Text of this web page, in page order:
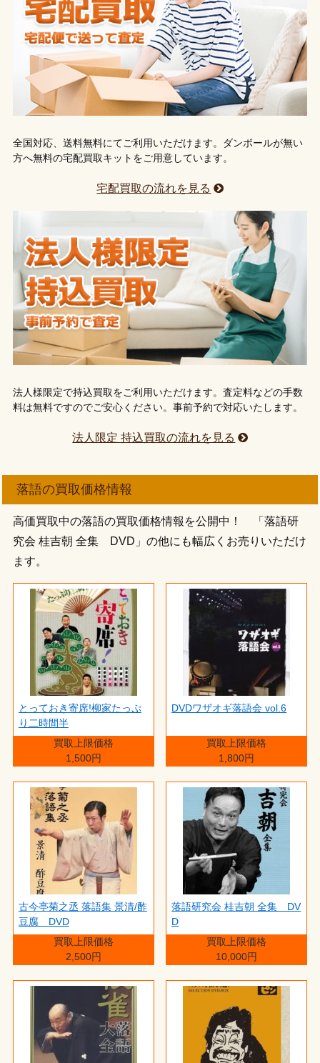
全国対応、送料無料にてご利用いただけます。ダンボールが無い
方へ無料の宅配買取キットをご用意しています。
宅配買取の流れを見る
法人様限定で持込買取をご利用いただけます。査定料などの手数
料は無料ですのでご安心ください。事前予約で対応いたします。
法人限定 持込買取の流れを見る
落語の買取価格情報
高価買取中の落語の買取価格情報を公開中！ 「落語研
究会 桂吉朝 全集 DVD」の他にも幅広くお売りいただけ
ます。
とっておき寄席!柳家たっぷ
り二時間半
買取上限価格
1,500円
DVDワザオギ落語会 vol.6
買取上限価格
1,800円
古今亭菊之丞 落語集 景清/酢
豆腐 DVD
買取上限価格
2,500円
落語研究会 桂吉朝 全集 DV
D
買取上限価格
10,000円